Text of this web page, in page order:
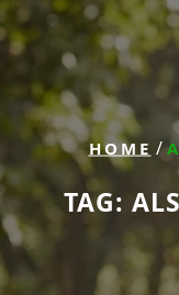
HOME /
TAG: